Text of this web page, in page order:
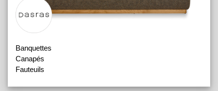
Banquettes
Canapés
Fauteuils